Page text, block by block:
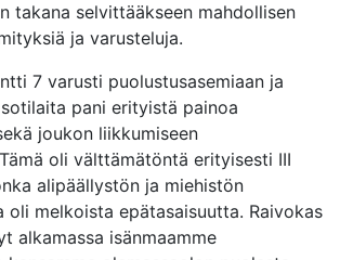
takana selvittääkseen mahdollisen
ja varusteluja.
7 varusti puolustusasemiaan ja
pani erityistä painoa
joukon liikkumiseen
oli välttämätöntä erityisesti III
alipäällystön ja miehistön
oli melkoista epätasaisuutta. Raivokas
alkamassa isänmaamme